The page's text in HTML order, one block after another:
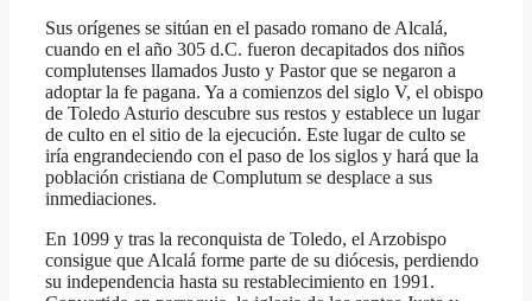
Sus orígenes se sitúan en el pasado romano de Alcalá,
cuando en el año 305 d.C. fueron decapitados dos niños
complutenses llamados Justo y Pastor que se negaron a
adoptar la fe pagana. Ya a comienzos del siglo V, el obispo
de Toledo Asturio descubre sus restos y establece un lugar
de culto en el sitio de la ejecución. Este lugar de culto se
iría engrandeciendo con el paso de los siglos y hará que la
población cristiana de Complutum se desplace a sus
inmediaciones.
En 1099 y tras la reconquista de Toledo, el Arzobispo
consigue que Alcalá forme parte de su diócesis, perdiendo
su independencia hasta su restablecimiento en 1991.